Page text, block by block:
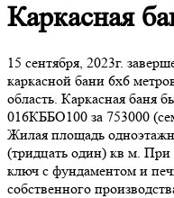
Каркасная
15 сентября, 2023г.
каркасной бани 6х6
область. Каркасная баня
016КББО100 за 753000
Жилая площадь
(тридцать один) кв м. При
ключ с фундаментом и
собственного